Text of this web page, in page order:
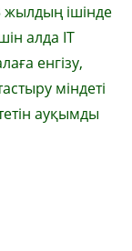
жылдың ішінде
алда IT
енгізу,
міндеті
ауқымды